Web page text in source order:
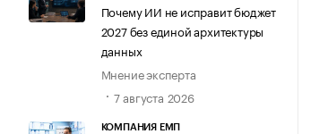
Почему ИИ не исправит бюджет
2027 без единой архитектуры
данных
Мнение эксперта
7 августа 2026
КОМПАНИЯ ЕМП